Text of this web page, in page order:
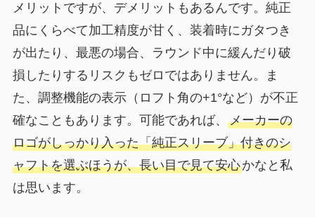
メリットですが、デメリットもあるんです。純正
品にくらべて加工精度が甘く、装着時にガタつき
が出たり、最悪の場合、ラウンド中に緩んだり破
損したりするリスクもゼロではありません。ま
た、調整機能の表示（ロフト角の+1°など）が不正
確なこともあります。可能であれば、 メーカーの
ロゴがしっかり入った「純正スリーブ」付きのシ
ャフトを選ぶほうが、長い目で見て安心かなと私
は思います。